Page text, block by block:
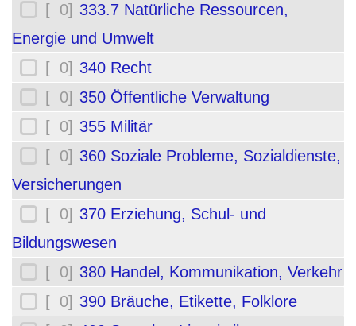
[ 0] 333.7 Natürliche Ressourcen,
Energie und Umwelt
[ 0] 340 Recht
[ 0] 350 Öffentliche Verwaltung
[ 0] 355 Militär
[ 0] 360 Soziale Probleme, Sozialdienste,
Versicherungen
[ 0] 370 Erziehung, Schul- und
Bildungswesen
[ 0] 380 Handel, Kommunikation, Verkehr
[ 0] 390 Bräuche, Etikette, Folklore